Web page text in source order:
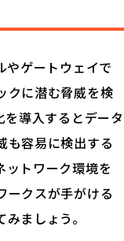
やゲートウェイで
クに潜む脅威を検
導入するとデータ
も容易に検出する
ットワーク環境を
ークスが手がける
ましょう。